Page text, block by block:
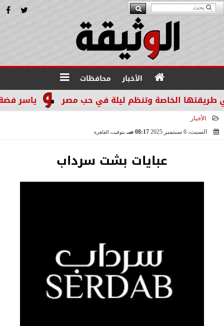
الأخبار محافظات
ياسر فضة: الخاصة وتنظم ليلة في حب مصر
الأخبار
السبت، 6 سبتمبر 2025
08:17 صـ بتوقيت القاهرة
عبايات بشت سرداب